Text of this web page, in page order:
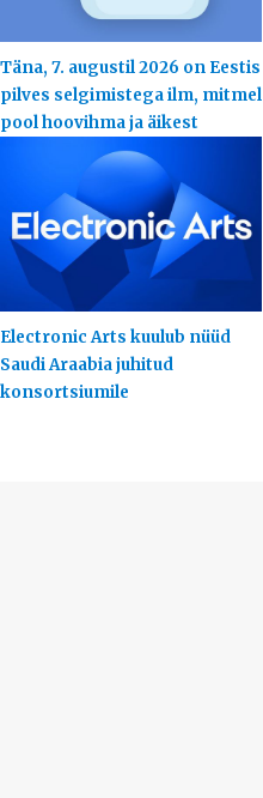
Täna, 7. augustil 2026 on Eestis
pilves selgimistega ilm, mitmel
pool hoovihma ja äikest
Electronic Arts kuulub nüüd
Saudi Araabia juhitud
konsortsiumile